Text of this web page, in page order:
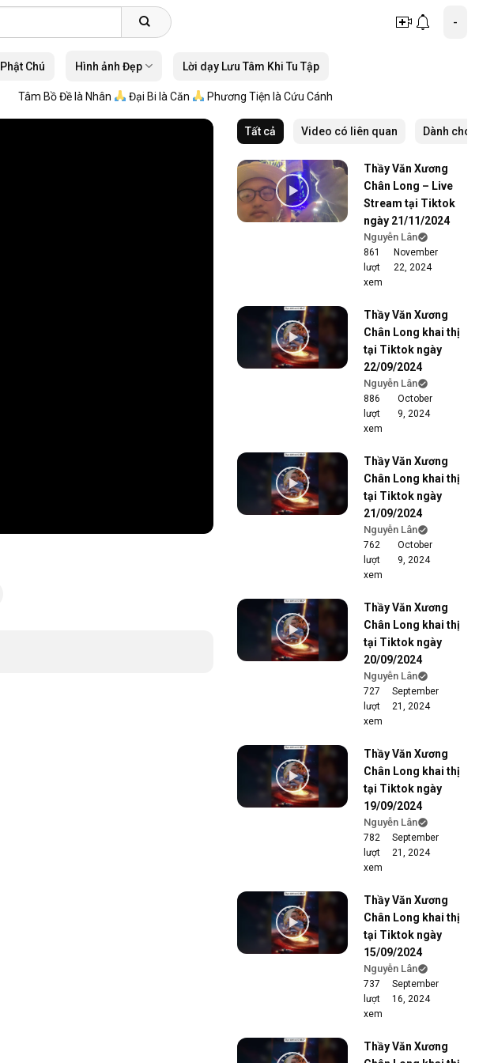
-
Phật Chú Hình ảnh Đẹp Lời dạy Lưu Tâm Khi Tu Tập
Tâm Bồ Đề là Nhân Đại Bi là Căn Phương Tiện là Cứu Cánh
Tất cả Video có liên quan Dành cho
Thầy Văn Xương
Chân Long – Live
Stream tại Tiktok
ngày 21/11/2024
Nguyễn Lân
861
lượt
xem
November
22, 2024
Thầy Văn Xương
Chân Long khai thị
tại Tiktok ngày
22/09/2024
Nguyễn Lân
886
lượt
xem
October
9, 2024
Thầy Văn Xương
Chân Long khai thị
tại Tiktok ngày
21/09/2024
Nguyễn Lân
762
lượt
xem
October
9, 2024
Thầy Văn Xương
Chân Long khai thị
tại Tiktok ngày
20/09/2024
Nguyễn Lân
727
lượt
xem
September
21, 2024
Thầy Văn Xương
Chân Long khai thị
tại Tiktok ngày
19/09/2024
Nguyễn Lân
782
lượt
xem
September
21, 2024
Thầy Văn Xương
Chân Long khai thị
tại Tiktok ngày
15/09/2024
Nguyễn Lân
737
lượt
xem
September
16, 2024
Thầy Văn Xương